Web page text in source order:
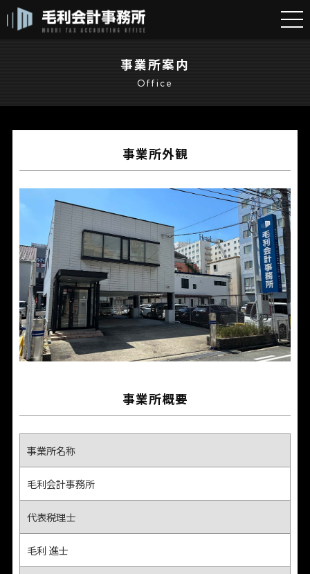
事業所案内
Office
事業所外観
事業所概要
事業所名称
毛利会計事務所
代表税理士
毛利 進士